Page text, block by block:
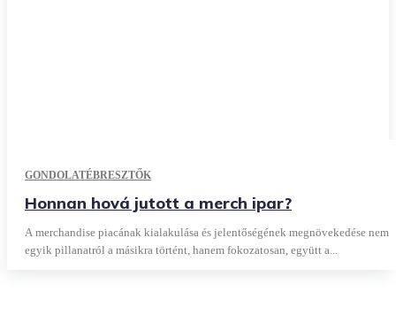
GONDOLATÉBRESZTŐK
Honnan hová jutott a merch ipar?
A merchandise piacának kialakulása és jelentőségének megnövekedése nem
egyik pillanatról a másikra történt, hanem fokozatosan, együtt a...